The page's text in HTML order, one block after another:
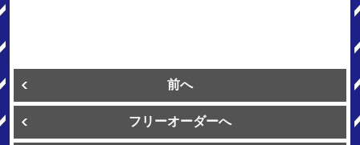
前へ
フリーオーダーへ